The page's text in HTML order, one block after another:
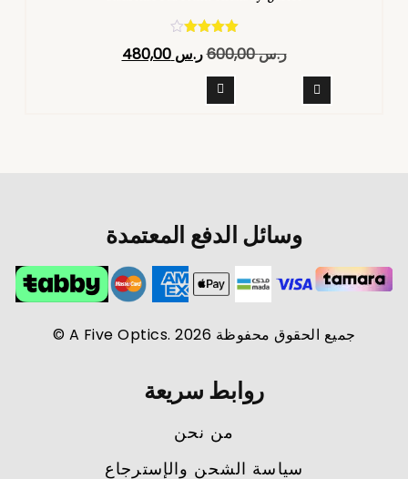
تم التقييم
4.40
ر.س600,00 ر.س 480,00
وسائل الدفع المعتمدة
جميع الحقوق محفوظة A Five Optics. 2026 ©
روابط سريعة
من نحن
سياسة الشحن والإسترجاع